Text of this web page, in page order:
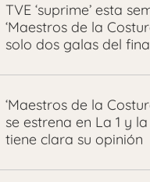
TVE ‘suprime’ esta
‘Maestros de la
solo dos galas del
‘Maestros de la
se estrena en La 1 y
tiene clara su opinión